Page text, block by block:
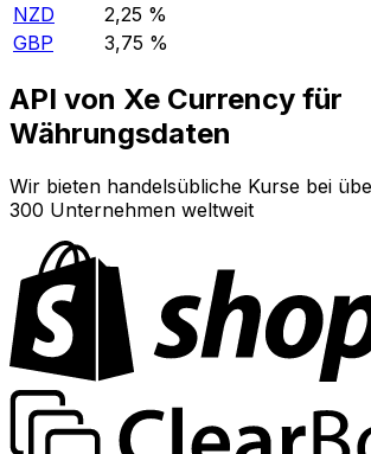
NZD
2,25 %
GBP
3,75 %
API von Xe Currency für
Währungsdaten
Wir bieten handelsübliche Kurse bei
300 Unternehmen weltweit